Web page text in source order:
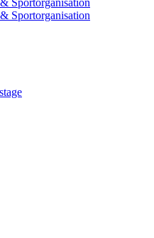
Sportorganisation
Sportorganisation